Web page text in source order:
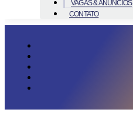
VAGAS & ANUNCIOS
CONTATO